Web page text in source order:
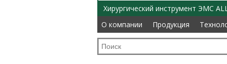
Хирургический инструмент ЭМС
О компании
Продукция
О компании
Продукция